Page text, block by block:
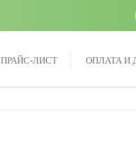
ПРАЙС-ЛИСТ ОПЛАТА И